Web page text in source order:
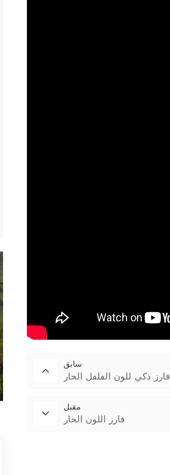
سابق
فارز ذكي للون الفلفل الحار
مقبل
فارز اللون الحار